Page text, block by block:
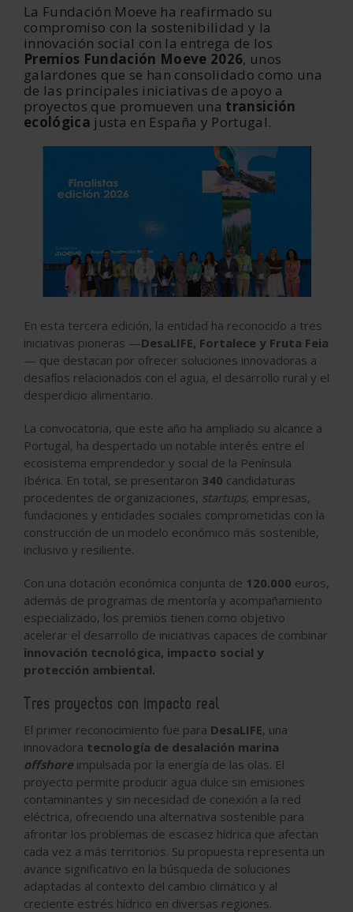
La Fundación Moeve ha reafirmado su
compromiso con la sostenibilidad y la
innovación social con la entrega de los
Premios Fundación Moeve 2026, unos
galardones que se han consolidado como una
de las principales iniciativas de apoyo a
proyectos que promueven una transición
ecológica justa en España y Portugal.
En esta tercera edición, la entidad ha reconocido a tres
iniciativas pioneras —DesaLIFE, Fortalece y Fruta Feia
— que destacan por ofrecer soluciones innovadoras a
desafíos relacionados con el agua, el desarrollo rural y el
desperdicio alimentario.
La convocatoria, que este año ha ampliado su alcance a
Portugal, ha despertado un notable interés entre el
ecosistema emprendedor y social de la Península
Ibérica. En total, se presentaron 340 candidaturas
procedentes de organizaciones, startups, empresas,
fundaciones y entidades sociales comprometidas con la
construcción de un modelo económico más sostenible,
inclusivo y resiliente.
Con una dotación económica conjunta de 120.000 euros,
además de programas de mentoría y acompañamiento
especializado, los premios tienen como objetivo
acelerar el desarrollo de iniciativas capaces de combinar
innovación tecnológica, impacto social y
protección ambiental.
Tres proyectos con impacto real
El primer reconocimiento fue para DesaLIFE, una
innovadora tecnología de desalación marina
offshore impulsada por la energía de las olas. El
proyecto permite producir agua dulce sin emisiones
contaminantes y sin necesidad de conexión a la red
eléctrica, ofreciendo una alternativa sostenible para
afrontar los problemas de escasez hídrica que afectan
cada vez a más territorios. Su propuesta representa un
avance significativo en la búsqueda de soluciones
adaptadas al contexto del cambio climático y al
creciente estrés hídrico en diversas regiones.